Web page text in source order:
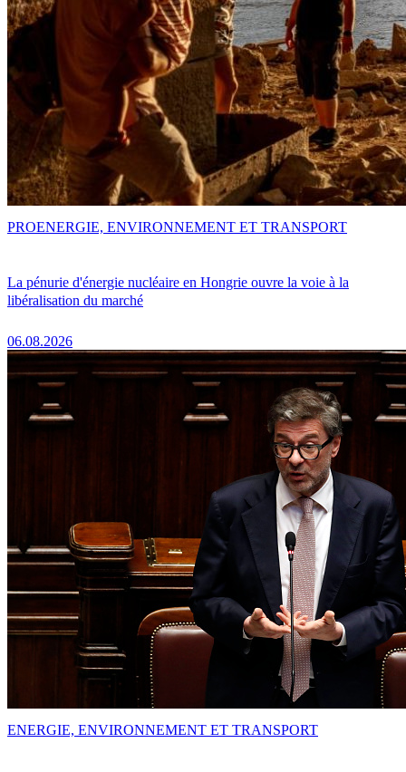
La pénurie d'énergie nucléaire en Hongrie ouvre la voie à la
libéralisation du marché
06.08.2026
PROENERGIE, ENVIRONNEMENT ET TRANSPORT
ENERGIE, ENVIRONNEMENT ET TRANSPORT